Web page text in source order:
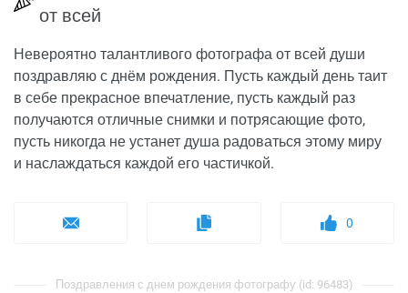
от всей
Невероятно талантливого фотографа от всей души
поздравляю с днём рождения. Пусть каждый день таит
в себе прекрасное впечатление, пусть каждый раз
получаются отличные снимки и потрясающие фото,
пусть никогда не устанет душа радоваться этому миру
и наслаждаться каждой его частичкой.
0
Поздравления с днем рождения фотографу (id: 96483)